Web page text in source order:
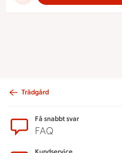
Trädgård
Få snabbt svar
FAQ